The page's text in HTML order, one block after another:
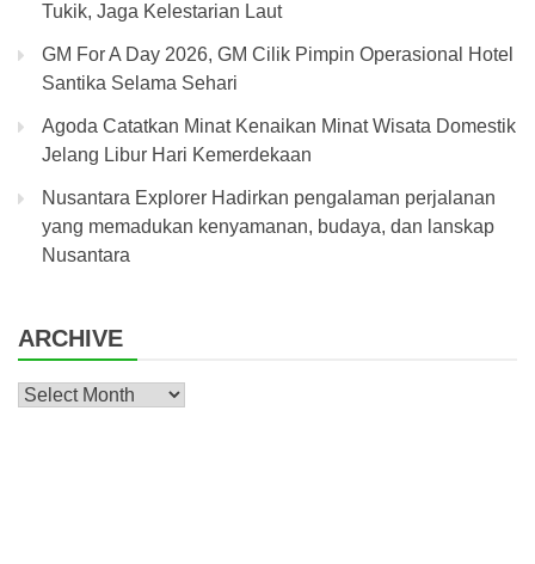
Tukik, Jaga Kelestarian Laut
GM For A Day 2026, GM Cilik Pimpin Operasional Hotel
Santika Selama Sehari
Agoda Catatkan Minat Kenaikan Minat Wisata Domestik
Jelang Libur Hari Kemerdekaan
Nusantara Explorer Hadirkan pengalaman perjalanan
yang memadukan kenyamanan, budaya, dan lanskap
Nusantara
ARCHIVE
Archive